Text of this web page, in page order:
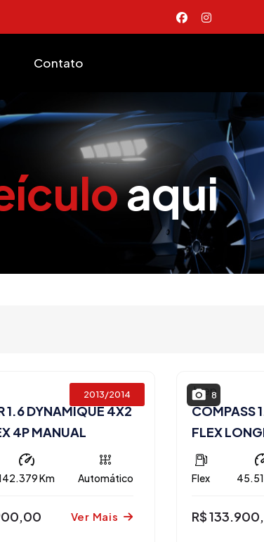
Contato
aqui
2013/2014
1.6 DYNAMIQUE 4X2
4P MANUAL
Km Automático
Ver Mais
8
Jeep
COMPASS
FLEX
Flex
R$